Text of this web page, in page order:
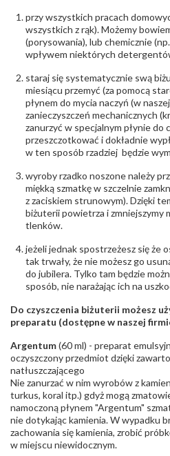
przy wszystkich pracach
wszystkich z rąk). Możemy
(porysowania), lub chemicznie
wpływem niektórych
staraj się systematycznie swą
miesiącu przemyć (za pomocą
płynem do mycia naczyń (w
zanieczyszczeń mechanicznych
zanurzyć w specjalnym płynie do
przeszczotkować i dokładnie
w ten sposób rzadziej będzie
wyroby rzadko noszone należy
miękką szmatkę w szczelnie
z zaciskiem strunowym). Dzięki
biżuterii powietrza i zmniejszymy
tlenków.
jeżeli jednak spostrzeżesz się że
tak trwały, że nie możesz go
do jubilera. Tylko tam będzie
sposób, nie narażając ich na
Do czyszczenia biżuterii możesz
preparatu (dostępne w naszej
Argentum(60 ml) - preparat
oczyszczony przedmiot dzięki
natłuszczającego
Nie zanurzać w nim wyrobów z
turkus, koral itp.) gdyż mogą
namoczoną płynem "Argentum"
nie dotykając kamienia. W wypadku
zachowania się kamienia, zrobić
w miejscu niewidocznym.